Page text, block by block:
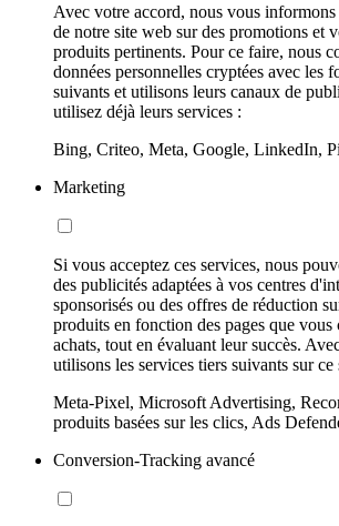
Avec votre accord, nous vous informons
de notre site web sur des promotions et
produits pertinents. Pour ce faire, nous
données personnelles cryptées avec les
suivants et utilisons leurs canaux de
utilisez déjà leurs services :
Bing, Criteo, Meta, Google, LinkedIn,
Marketing
Si vous acceptez ces services, nous
des publicités adaptées à vos centres
sponsorisés ou des offres de réduction
produits en fonction des pages que vous
achats, tout en évaluant leur succès.
utilisons les services tiers suivants sur ce
Meta-Pixel, Microsoft Advertising,
produits basées sur les clics, Ads
Conversion-Tracking avancé